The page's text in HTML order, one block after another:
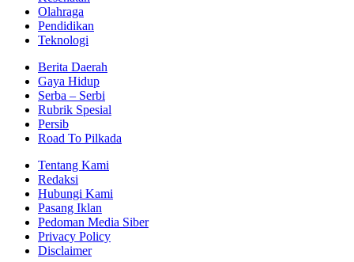
Olahraga
Pendidikan
Teknologi
Berita Daerah
Gaya Hidup
Serba – Serbi
Rubrik Spesial
Persib
Road To Pilkada
Tentang Kami
Redaksi
Hubungi Kami
Pasang Iklan
Pedoman Media Siber
Privacy Policy
Disclaimer